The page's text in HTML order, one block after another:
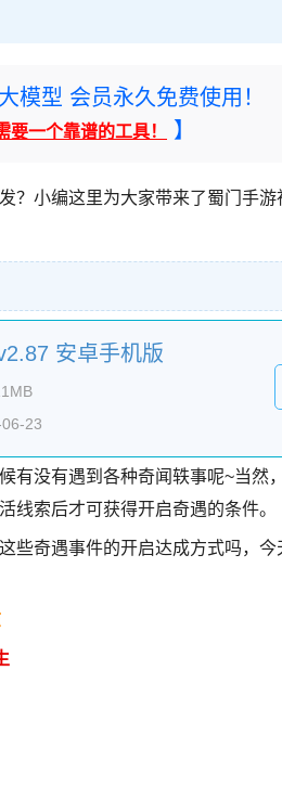
模型 会员永久免费使用！
一个靠谱的工具！ 】
？小编这里为大家带来了蜀门手
安卓手机版
23
有没有遇到各种奇闻轶事呢~当然
线索后才可获得开启奇遇的条件。
些奇遇事件的开启达成方式吗，